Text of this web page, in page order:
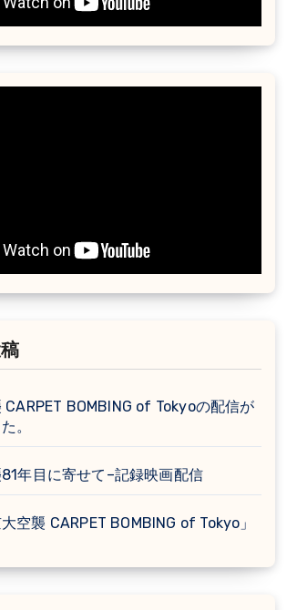
CARPET BOMBING of Tokyoの配信が
。
年目に寄せて–記録映画配信
空襲 CARPET BOMBING of Tokyo」